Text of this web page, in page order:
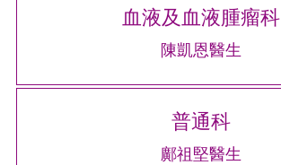
血液及血液腫瘤科
陳凱恩醫生
普通科
鄺祖堅醫生